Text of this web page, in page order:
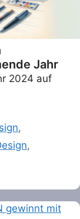
Jahr
2024 auf
,
,